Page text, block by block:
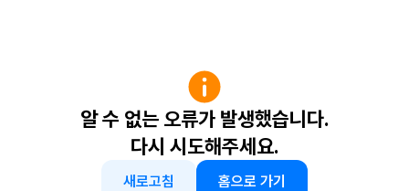
알 수 없는 오류가 발생했습니다.
다시 시도해주세요.
새로고침 홈으로 가기